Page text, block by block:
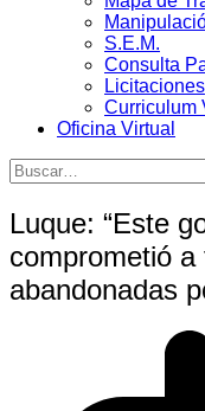
S.E.M.
Consulta
Licitaciones
Curriculum
Oficina Virtual
Luque: “Este
comprometió
abandonadas